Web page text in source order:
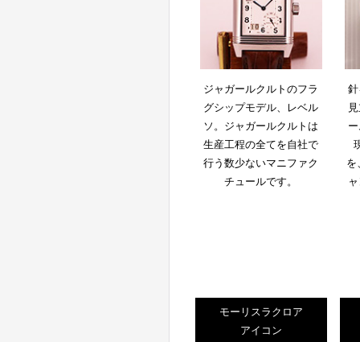
ジャガールクルトのフラ
グシップモデル、レベル
ソ。ジャガールクルトは
生産工程の全てを自社で
行う数少ないマニファク
チュールです。
を
モーリスラクロア
アイコン